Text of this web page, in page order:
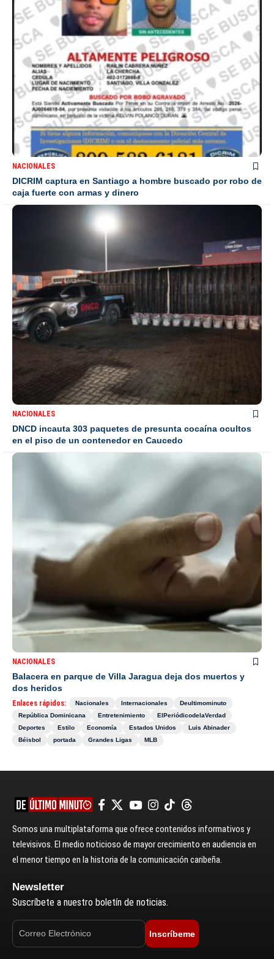
NACIONALES
DICRIM captura en Santiago a hombre buscado por robo de
caja fuerte con armas y dinero
NACIONALES
DNCD incauta 303 paquetes de presunta cocaína ocultos
en el piso de un contenedor en Caucedo
NACIONALES
Balacera en parque de Villa Jaragua deja dos muertos y
dos heridos
Enlaces rápidos: Nacionales Internacionales
Deultimominuto
República Dominicana
Entretenimiento
ElPeriódicodelaVerdad
Deportes
Estilo Economía Estados Unidos
Luis Abinader
Béisbol
portada Grandes Ligas MLB
Somos una multiplataforma que ofrece contenidos informativos y
televisivos. El medio noticioso de mayor crecimiento en audiencia en
el menor tiempo en la historia de la comunicación caribeña.
Newsletter
Suscríbete a nuestro boletín de noticias.
Inscríbeme